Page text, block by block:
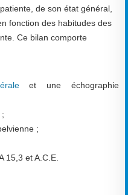
de son état général,
fonction des habitudes des
Ce bilan comporte
et une échographie
;
15,3 et A.C.E.